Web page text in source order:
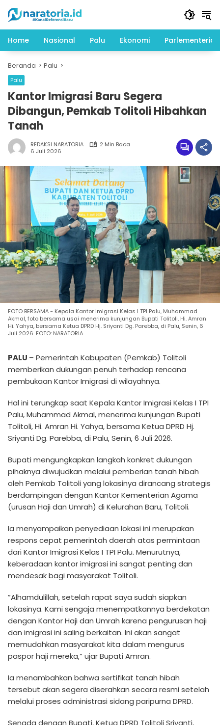
konten
Home
Nasional Palu Ekonomi Parlementeria
Beranda Palu
Palu
Kantor Imigrasi Baru Segera
Dibangun, Pemkab Tolitoli Hibahkan
Tanah
REDAKSI NARATORIA
2 Min Baca
6 Juli 2026
FOTO BERSAMA - Kepala Kantor Imigrasi Kelas I TPI Palu, Muhammad
Akmal, foto bersama usai menerima kunjungan Bupati Tolitoli, Hi. Amran
Hi. Yahya, bersama Ketua DPRD Hj. Sriyanti Dg. Parebba, di Palu, Senin, 6
Juli 2026. FOTO: NARATORIA
PALU – Pemerintah Kabupaten (Pemkab) Tolitoli
memberikan dukungan penuh terhadap rencana
pembukaan Kantor Imigrasi di wilayahnya.
Hal ini terungkap saat Kepala Kantor Imigrasi Kelas I TPI
Palu, Muhammad Akmal, menerima kunjungan Bupati
Tolitoli, Hi. Amran Hi. Yahya, bersama Ketua DPRD Hj.
Sriyanti Dg. Parebba, di Palu, Senin, 6 Juli 2026.
Bupati mengungkapkan langkah konkret dukungan
pihaknya diwujudkan melalui pemberian tanah hibah
oleh Pemkab Tolitoli yang lokasinya dirancang strategis
berdampingan dengan Kantor Kementerian Agama
(urusan Haji dan Umrah) di Kelurahan Baru, Tolitoli.
​Ia menyampaikan penyediaan lokasi ini merupakan
respons cepat pemerintah daerah atas permintaan
dari Kantor Imigrasi Kelas I TPI Palu. Menurutnya,
keberadaan kantor imigrasi ini sangat penting dan
mendesak bagi masyarakat Tolitoli.
​”Alhamdulillah, setelah rapat saya sudah siapkan
lokasinya. Kami sengaja menempatkannya berdekatan
dengan Kantor Haji dan Umrah karena pengurusan haji
dan imigrasi ini saling berkaitan. Ini akan sangat
memudahkan masyarakat kita dalam mengurus
paspor haji mereka,” ujar Bupati Amran.
Ia menambahkan bahwa sertifikat tanah hibah
tersebut akan segera diserahkan secara resmi setelah
melalui proses administrasi sidang paripurna DPRD.
​Senada dengan Bupati, Ketua DPRD Tolitoli Sriyanti,